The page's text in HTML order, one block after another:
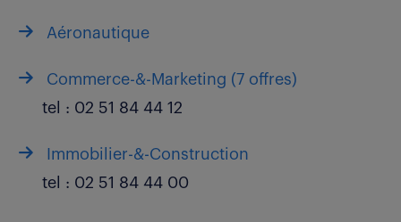
Aéronautique
Commerce-&-Marketing (7 offres)
tel : 02 51 84 44 12
Immobilier-&-Construction
tel : 02 51 84 44 00